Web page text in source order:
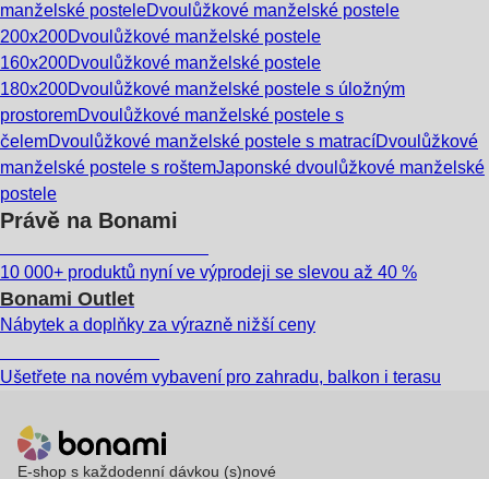
manželské posteleDvoulůžkové manželské postele
200x200Dvoulůžkové manželské postele
160x200Dvoulůžkové manželské postele
180x200Dvoulůžkové manželské postele s úložným
prostoremDvoulůžkové manželské postele s
čelemDvoulůžkové manželské postele s matracíDvoulůžkové
manželské postele s roštemJaponské dvoulůžkové manželské
postele
Právě na Bonami
10 000+ produktů nyní ve výprodeji se slevou až 40 %
Bonami Outlet
Nábytek a doplňky za výrazně nižší ceny
Ušetřete na novém vybavení pro zahradu, balkon i terasu
E-shop s každodenní dávkou (s)nové